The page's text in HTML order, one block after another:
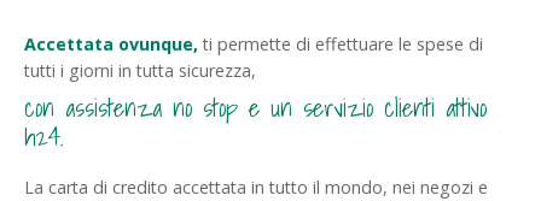
Accettata ovunque,ti permette di effettuare le spese di
tutti i giorni in tutta sicurezza,
con assistenza no stop e un servizio clienti attivo
h24.
La carta di credito accettata in tutto il mondo, nei negozi e